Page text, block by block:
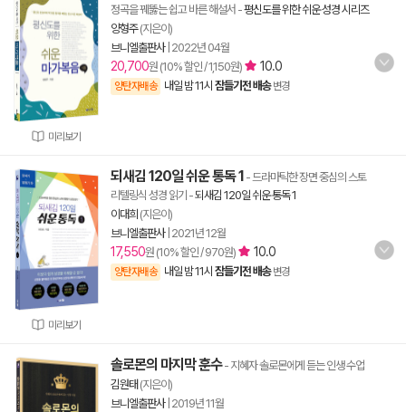
미리보기
정곡을 꿰뚫는 쉽고 바른 해설서 -평신도를 위한 쉬운 성경 시리즈
양형주(지은이)
브니엘출판사| 2022년 04월
20,700원 (10% 할인 / 1,150원) 10.0
양탄자배송 내일 밤 11시 잠들기전 배송 변경
미리보기
되새김 120일 쉬운 통독 1 - 드라마틱한 장면 중심의 스토
리텔링식 성경 읽기 -되새김 120일 쉬운 통독 1
이대희 (지은이)
브니엘출판사| 2021년 12월
17,550원 (10% 할인 / 970원) 10.0
양탄자배송 내일 밤 11시 잠들기전 배송 변경
솔로몬의 마지막 훈수- 지혜자 솔로몬에게 듣는 인생 수업
김원태 (지은이)
브니엘출판사| 2019년 11월